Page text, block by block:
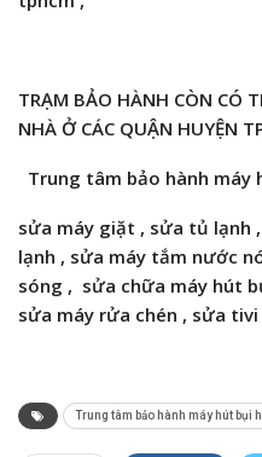
TRẠM BẢO HÀNH CÒN CÓ
NHÀ Ở CÁC QUẬN HUYỆN
Trung tâm bảo hành máy
sửa máy giặt , sửa tủ lạnh
lạnh , sửa máy tắm nước
sóng , sửa chữa máy hút
sửa máy rửa chén , sửa tivi
Trung tâm bảo hành máy hút bụi